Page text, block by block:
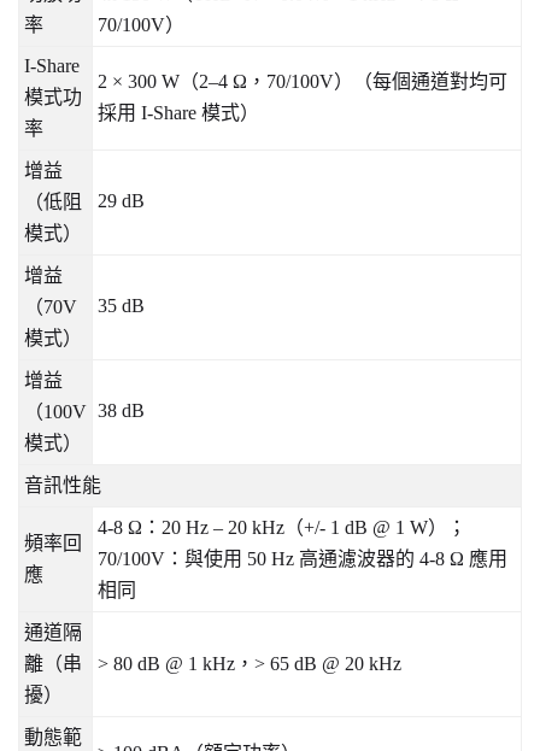
率
70/100V）
I-Share
模式功
率
2 × 300 W （2–4 Ω ， 70/100V）（每個通道對均可
採用 I-Share 模式）
增益
（低阻
模式）
29 dB
增益
（70V
模式）
35 dB
增益
（100V
模式）
38 dB
音訊性能
頻率回
應
4-8 Ω ： 20 Hz – 20 kHz （+/- 1 dB @ 1 W）；
70/100V ：與使用 50 Hz 高通濾波器的 4-8 Ω 應用
相同
通道隔
離（串
擾）
> 80 dB @ 1 kHz ， > 65 dB @ 20 kHz
動態範